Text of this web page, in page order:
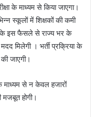
के माध्यम से किया जाएगा।
स्कूलों में शिक्षकों की कमी
के इस फैसले से राज्य भर के
मिलेगी । भर्ती प्रक्रिया के
जाएगी।
माध्यम से न केवल हजारों
मजबूत होगी।